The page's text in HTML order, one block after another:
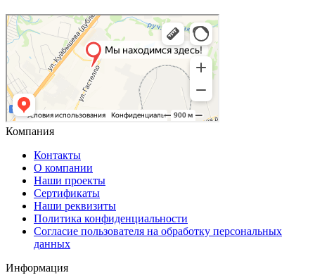
Компания
Контакты
О компании
Наши проекты
Сертификаты
Наши реквизиты
Политика конфиденциальности
Согласие пользователя на обработку персональных
данных
Информация